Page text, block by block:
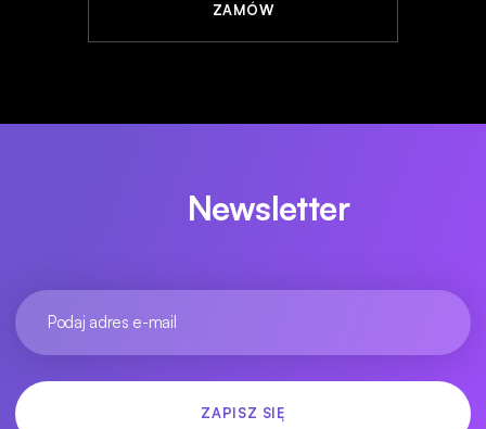
ZAMÓW
Newsletter